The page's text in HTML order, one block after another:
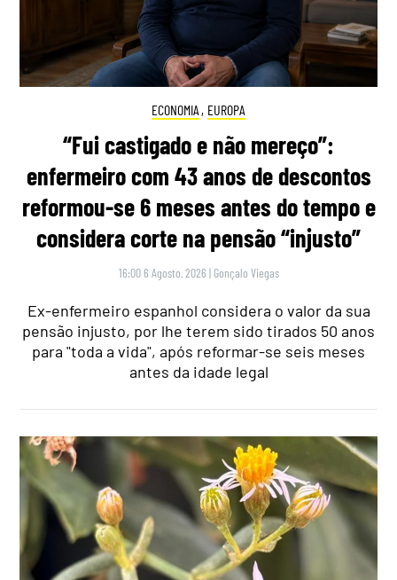
ECONOMIA , EUROPA
“Fui castigado e não mereço”:
enfermeiro com 43 anos de descontos
reformou-se 6 meses antes do tempo e
considera corte na pensão “injusto”
16:00 6 Agosto, 2026 | Gonçalo Viegas
Ex-enfermeiro espanhol considera o valor da sua
pensão injusto, por lhe terem sido tirados 50 anos
para "toda a vida", após reformar-se seis meses
antes da idade legal